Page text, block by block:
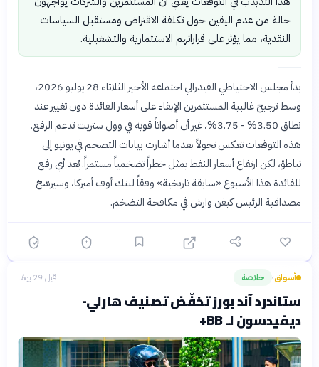
حالة من عدم اليقين حول تكلفة الاقتراض ومستقبل السياسات
النقدية، مما يؤثر على قراراتهم الاستثمارية والتشغيلية.
بدأ مجلس الاحتياطي الفيدرالي اجتماعه الأخير الثلاثاء 28 يوليو 2026،
وسط ترجيح غالبية المستثمرين الإبقاء على أسعار الفائدة دون تغيير عند
نطاق 3.50% - 3.75%، غير أن أصواتاً قوية في وول ستريت تدعم الرفع.
هذه التوقعات تعكس تحولاً بعدما أشارت بيانات التضخم في يونيو إلى
تباطؤ، لكن ارتفاع أسعار النفط يمثل خطراً تضخمياً مستمراً. يُعد أي رفع
للفائدة هذا الأسبوع «سابقة تاريخية» وفقاً لبنك أوف أميركا، وسيرسّخ
مصداقية الرئيس كيفن وارش في مكافحة التضخم.
أسواق› خلاصة قبل 29 يومًا
ستاندرد آند بورز تخفّض تصنيف هارلي-
ديفيدسون لـ BB+